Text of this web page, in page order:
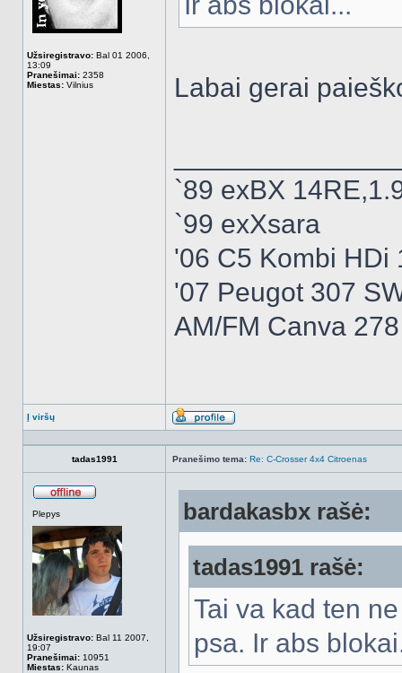
Užsiregistravo: Bal 01 2006,
13:09
Pranešimai: 2358
Miestas: Vilnius Labai gerai
`89 exBX
`99 exXsara
'06 C5 Kombi HDi
'07 Peugot 307
AM/FM Canva
Į viršų
Aprašymas
tadas1991 Pranešimo tema: Re: C-Crosser 4x4 Citroenas
Plepys
Užsiregistravo: Bal 11 2007,
19:07
Pranešimai: 10951
Miestas: Kaunas
bardakasbx rašė:
tadas1991 rašė:
Tai va kad ten
psa. Ir abs